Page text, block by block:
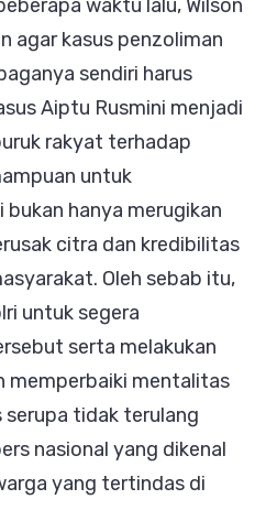
waktu lalu, Wilson
agar kasus penzoliman
sendiri harus
Aiptu Rusmini menjadi
rakyat terhadap
untuk
bukan hanya merugikan
citra dan kredibilitas
Oleh sebab itu,
untuk segera
serta melakukan
memperbaiki mentalitas
tidak terulang
nasional yang dikenal
yang tertindas di